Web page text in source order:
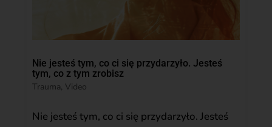
Nie jesteś tym, co ci się przydarzyło. Jesteś
tym, co z tym zrobisz
Trauma, Video
Nie jesteś tym, co ci się przydarzyło. Jesteś